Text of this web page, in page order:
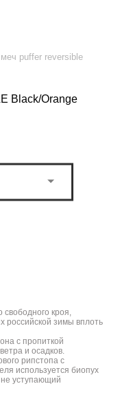
меч puffer reversible
Black/Orange
свободного кроя,
российской зимы вплоть
с пропиткой
и осадков.
рипстопа с
используется биопух
уступающий